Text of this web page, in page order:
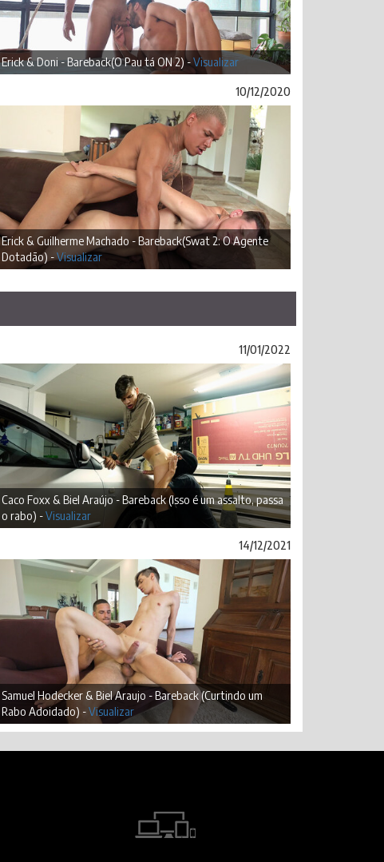
Erick & Doni - Bareback(O Pau tá ON 2) -Visualizar
10/12/2020
Erick & Guilherme Machado - Bareback(Swat 2: O Agente
Dotadão) -Visualizar
11/01/2022
Caco Foxx & Biel Araújo - Bareback (Isso é um assalto, passa
o rabo) -Visualizar
14/12/2021
Samuel Hodecker & Biel Araujo - Bareback (Curtindo um
Rabo Adoidado) -Visualizar